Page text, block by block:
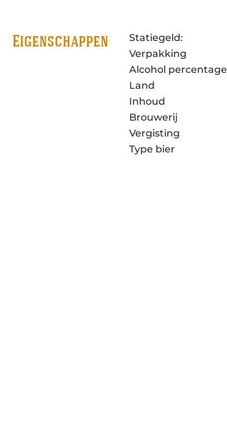
Eigenschappen Statiegeld:
Verpakking
Alcohol percentage
Land
Inhoud
Brouwerij
Vergisting
Type bier